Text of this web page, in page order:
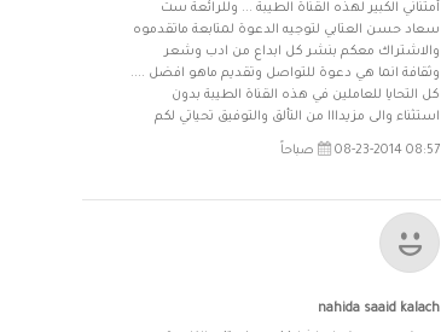
أمتناني الكبير لهذه القناة الطيبة ... وللرائعة ست
سعاد حسن العتابي لتوجيه الدعوة لمتابعة ماتقدموه
والاشتراك معكم بنشر كل ابداع من ادب وشعر
وثقافة انما هي دعوة للتواصل وتقديم ماهو افضل ....
كل التحايا للعاملين في هذه القناة الطيبة بدون
استثناء والى مزيدااا من التألق والتوفيق تحياتي لكم
08-23-2014 08:57 صباحاً
nahida saaid kalach